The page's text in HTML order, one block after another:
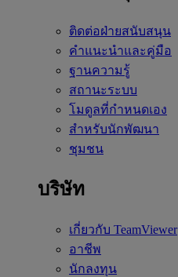
ติดต่อฝ่ายสนับสนุน
คำแนะนำและคู่มือ
ฐานความรู้
สถานะระบบ
โมดูลที่กำหนดเอง
สำหรับนักพัฒนา
ชุมชน
บริษัท
เกี่ยวกับ TeamViewer
อาชีพ
นักลงทุน